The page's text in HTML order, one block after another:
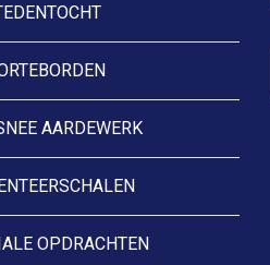
AARDEWERK
OPDRACHTEN